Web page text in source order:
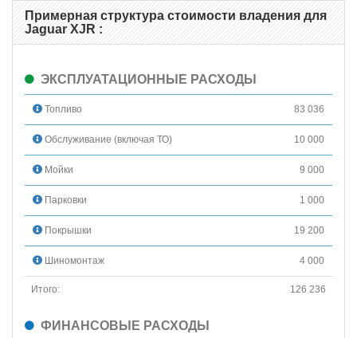
Примерная структура стоимости владения для
Jaguar XJR :
ЭКСПЛУАТАЦИОННЫЕ РАСХОДЫ
Топливо 83 036
Обслуживание (включая ТО) 10 000
Мойки 9 000
Парковки 1 000
Покрышки 19 200
Шиномонтаж 4 000
Итого: 126 236
ФИНАНСОВЫЕ РАСХОДЫ